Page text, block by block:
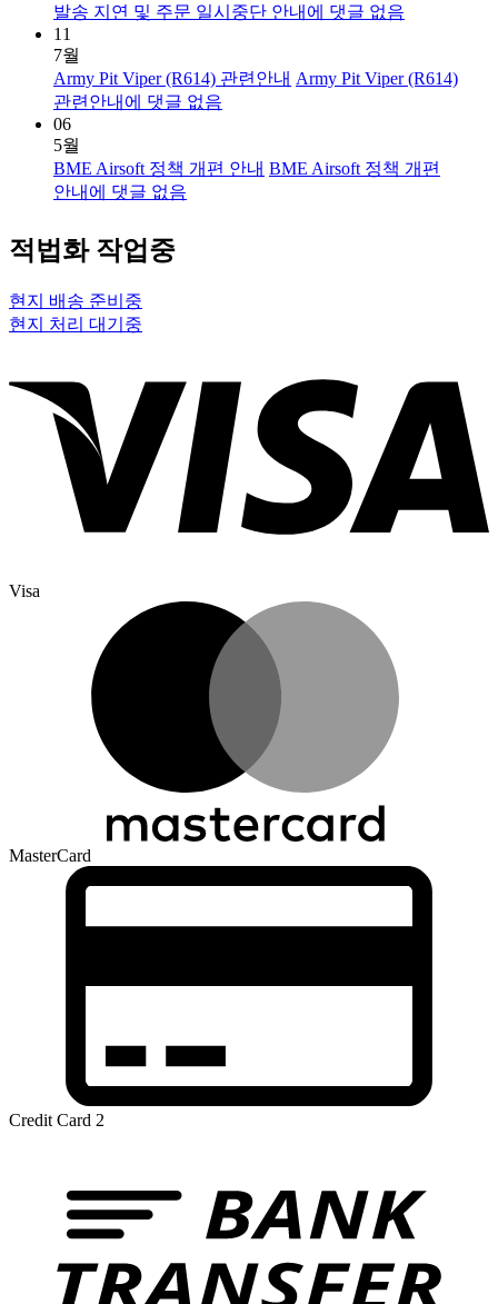
발송 지연 및 주문 일시중단 안내 에 댓글 없음
11
7월
Army Pit Viper (R614) 관련안내 Army Pit Viper (R614)
관련안내 에 댓글 없음
06
5월
BME Airsoft 정책 개편 안내 BME Airsoft 정책 개편
안내 에 댓글 없음
적법화 작업중
현지 배송 준비중
현지 처리 대기중
Visa
MasterCard
Credit Card 2